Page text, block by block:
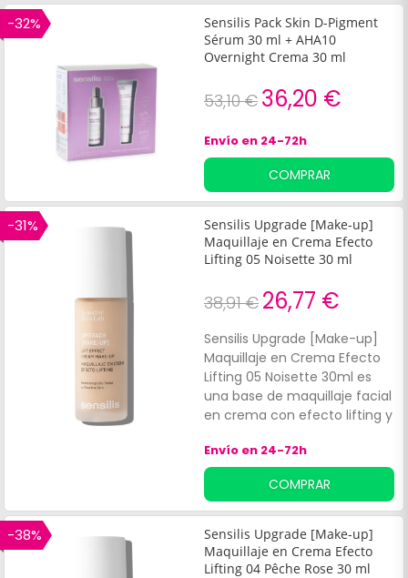
-32%
Sensilis Pack Skin D-Pigment
Sérum 30 ml + AHA10
Overnight Crema 30 ml
53,10 € 36,20 €
Envío en 24-72h
COMPRAR
-31%
Sensilis Upgrade [Make-up]
Maquillaje en Crema Efecto
Lifting 05 Noisette 30 ml
38,91 € 26,77 €
Sensilis Upgrade [Make-up]
Maquillaje en Crema Efecto
Lifting 05 Noisette 30ml es
una base de maquillaje facial
en crema con efecto lifting y
uniforme y sin brillos. Ayuda a
mejorar la elasticidad y tono
de la piel, mientras remodela
el óvalo facial y difumina las
arrugas con un acabado
natural, gracias a su
compuesto a base de
Envío en 24-72h
COMPRAR
-38%
Sensilis Upgrade [Make-up]
Maquillaje en Crema Efecto
Lifting 04 Pêche Rose 30 ml